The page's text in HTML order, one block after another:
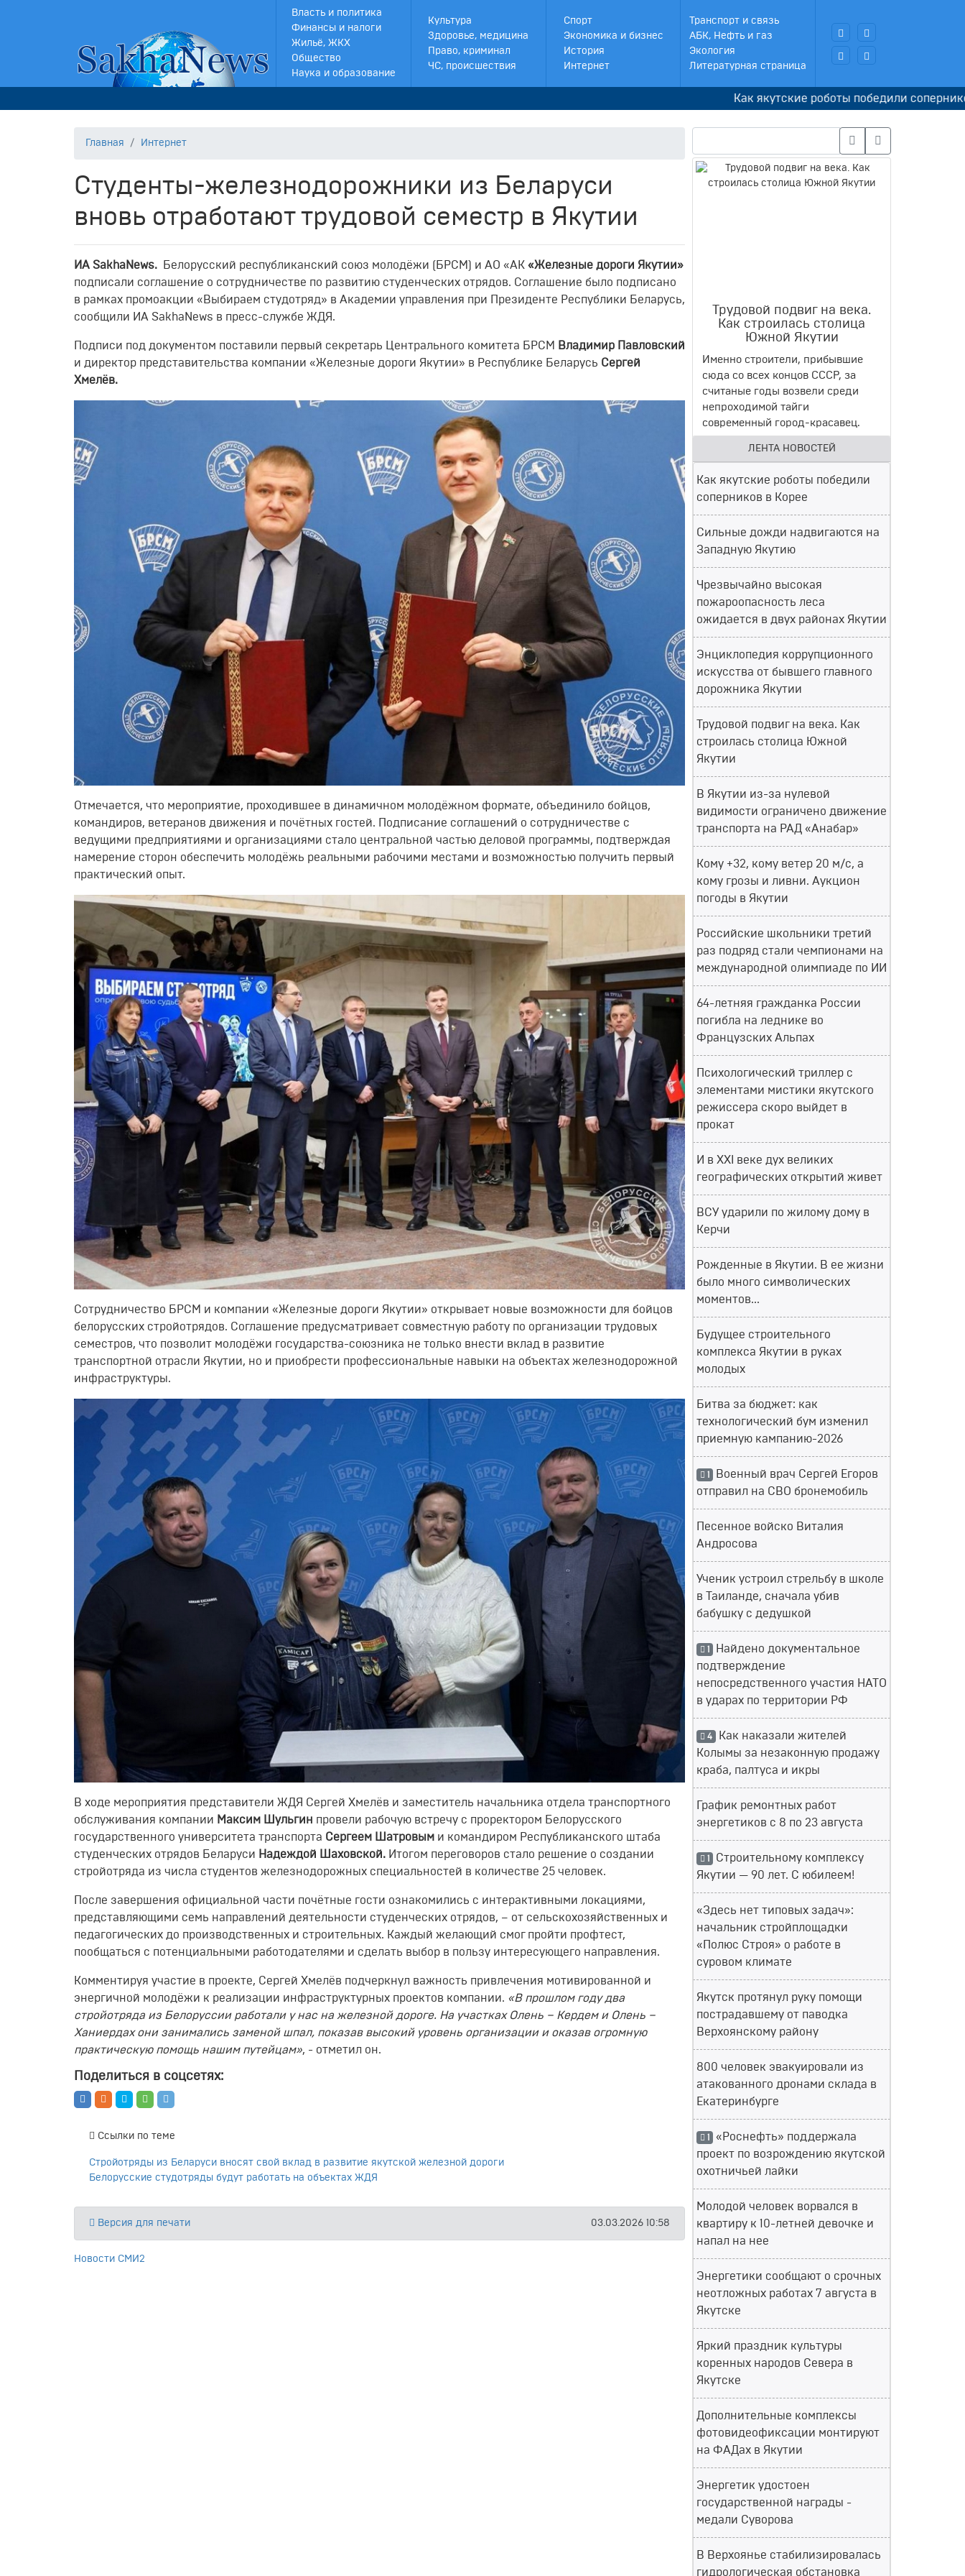
Власть и политика
Финансы и налоги
Жильё, ЖКХ
Общество
Наука и образование
Культура
Здоровье, медицина
Право, криминал
ЧС, происшествия
Спорт
Экономика и бизнес
История
Интернет
Транспорт и связь
АБК, Нефть и газ
Экология
Литературная страница
Как якутские роботы победили соперников в Корее
Главная Интернет
Студенты-железнодорожники из Беларуси
вновь отработают трудовой семестр в Якутии
ИA SakhaNews. Белорусский республиканский союз молодёжи (БРСМ) и АО «АК «Железные дороги Якутии»
подписали соглашение о сотрудничестве по развитию студенческих отрядов. Соглашение было подписано
в рамках промоакции «Выбираем студотряд» в Академии управления при Президенте Республики Беларусь,
сообщили ИА SakhaNews в пресс-службе ЖДЯ.
Подписи под документом поставили первый секретарь Центрального комитета БРСМ Владимир Павловский
и директор представительства компании «Железные дороги Якутии» в Республике Беларусь Сергей
Хмелёв.
Отмечается, что мероприятие, проходившее в динамичном молодёжном формате, объединило бойцов,
командиров, ветеранов движения и почётных гостей. Подписание соглашений о сотрудничестве с
ведущими предприятиями и организациями стало центральной частью деловой программы, подтверждая
намерение сторон обеспечить молодёжь реальными рабочими местами и возможностью получить первый
практический опыт.
Сотрудничество БРСМ и компании «Железные дороги Якутии» открывает новые возможности для бойцов
белорусских стройотрядов. Соглашение предусматривает совместную работу по организации трудовых
семестров, что позволит молодёжи государства-союзника не только внести вклад в развитие
транспортной отрасли Якутии, но и приобрести профессиональные навыки на объектах железнодорожной
инфраструктуры.
В ходе мероприятия представители ЖДЯ Сергей Хмелёв и заместитель начальника отдела транспортного
обслуживания компании Максим Шульгин провели рабочую встречу с проректором Белорусского
государственного университета транспорта Сергеем Шатровым и командиром Республиканского штаба
студенческих отрядов Беларуси Надеждой Шаховской. Итогом переговоров стало решение о создании
стройотряда из числа студентов железнодорожных специальностей в количестве 25 человек.
После завершения официальной части почётные гости ознакомились с интерактивными локациями,
представляющими семь направлений деятельности студенческих отрядов, – от сельскохозяйственных и
педагогических до производственных и строительных. Каждый желающий смог пройти профтест,
пообщаться с потенциальными работодателями и сделать выбор в пользу интересующего направления.
Комментируя участие в проекте, Сергей Хмелёв подчеркнул важность привлечения мотивированной и
энергичной молодёжи к реализации инфраструктурных проектов компании. «В прошлом году два
стройотряда из Белоруссии работали у нас на железной дороге. На участках Олень – Кердем и Олень –
Ханиердах они занимались заменой шпал, показав высокий уровень организации и оказав огромную
практическую помощь нашим путейцам», - отметил он.
Поделиться в соцсетях:
Ссылки по теме
Стройотряды из Беларуси вносят свой вклад в развитие якутской железной дороги
Белорусские студотряды будут работать на объектах ЖДЯ
Версия для печати 03.03.2026 10:58
Новости СМИ2
Трудовой подвиг на века.
Как строилась столица
Южной Якутии
Именно строители, прибывшие
сюда со всех концов СССР, за
считаные годы возвели среди
непроходимой тайги
современный город-красавец.
ЛЕНТА НОВОСТЕЙ
Как якутские роботы победили
соперников в Корее
Сильные дожди надвигаются на
Западную Якутию
Чрезвычайно высокая
пожароопасность леса
ожидается в двух районах Якутии
Энциклопедия коррупционного
искусства от бывшего главного
дорожника Якутии
Трудовой подвиг на века. Как
строилась столица Южной
Якутии
В Якутии из-за нулевой
видимости ограничено движение
транспорта на РАД «Анабар»
Кому +32, кому ветер 20 м/с, а
кому грозы и ливни. Аукцион
погоды в Якутии
Российские школьники третий
раз подряд стали чемпионами на
международной олимпиаде по ИИ
64-летняя гражданка России
погибла на леднике во
Французских Альпах
Психологический триллер с
элементами мистики якутского
режиссера скоро выйдет в
прокат
И в XXI веке дух великих
географических открытий живет
ВСУ ударили по жилому дому в
Керчи
Рожденные в Якутии. В ее жизни
было много символических
моментов...
Будущее строительного
комплекса Якутии в руках
молодых
Битва за бюджет: как
технологический бум изменил
приемную кампанию-2026
1 Военный врач Сергей Егоров
отправил на СВО бронемобиль
Песенное войско Виталия
Андросова
Ученик устроил стрельбу в школе
в Таиланде, сначала убив
бабушку с дедушкой
1 Найдено документальное
подтверждение
непосредственного участия НАТО
в ударах по территории РФ
4 Как наказали жителей
Колымы за незаконную продажу
краба, палтуса и икры
График ремонтных работ
энергетиков с 8 по 23 августа
1 Строительному комплексу
Якутии — 90 лет. С юбилеем!
«Здесь нет типовых задач»:
начальник стройплощадки
«Полюс Строя» о работе в
суровом климате
Якутск протянул руку помощи
пострадавшему от паводка
Верхоянскому району
800 человек эвакуировали из
атакованного дронами склада в
Екатеринбурге
1 «Роснефть» поддержала
проект по возрождению якутской
охотничьей лайки
Молодой человек ворвался в
квартиру к 10-летней девочке и
напал на нее
Энергетики сообщают о срочных
неотложных работах 7 августа в
Якутске
Яркий праздник культуры
коренных народов Севера в
Якутске
Дополнительные комплексы
фотовидеофиксации монтируют
на ФАДах в Якутии
Энергетик удостоен
государственной награды -
медали Суворова
В Верхоянье стабилизировалась
гидрологическая обстановка